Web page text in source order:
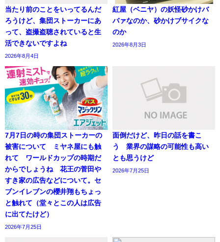
当たり前のことをいってるんだ
ろうけど、集団ストーカーにあ
って、盗撮盗聴されていると生
活できないですよね
2026年8月4日
紅屋（ベニヤ）の妖怪砂かけバ
バァなのか、砂かけブサイクな
のか
2026年8月3日
7月7日の時の集団ストーカーの
被害について ミヤネ屋にも触
れて ワールドカップの時期だ
からでしょうね 花王の菅田や
すき家の広告などについて。セ
ブンイレブンの櫻井翔もちょっ
と触れて（堂々とこの人は広告
に出てたけど）
2026年7月25日
面倒だけど、昨日の話を書こ
う 業界の謀略の可能性も高い
とも思うけど
2026年7月25日